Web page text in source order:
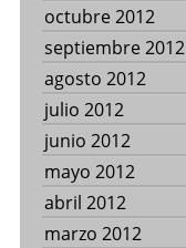
octubre 2012
septiembre 2012
agosto 2012
julio 2012
junio 2012
mayo 2012
abril 2012
marzo 2012